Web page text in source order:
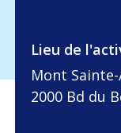
Lieu de
Mont Sainte-
2000 Bd du